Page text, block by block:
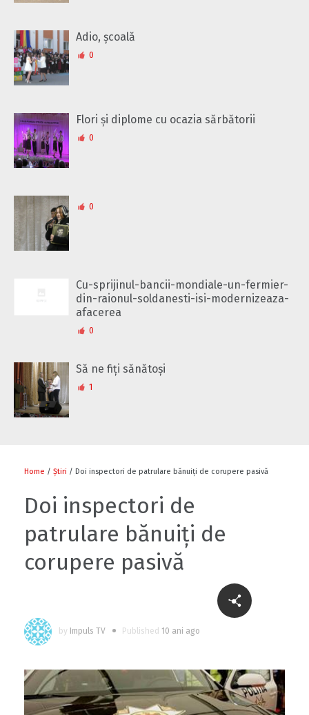
Adio, școală
0
Flori și diplome cu ocazia sărbătorii
0
0
Cu-sprijinul-bancii-mondiale-un-fermier-
din-raionul-soldanesti-isi-modernizeaza-
afacerea
0
Să ne fiți sănătoși
1
Home / Știri / Doi inspectori de patrulare bănuiţi de corupere pasivă
Doi inspectori de
patrulare bănuiţi de
corupere pasivă
by Impuls TV Published 10 ani ago